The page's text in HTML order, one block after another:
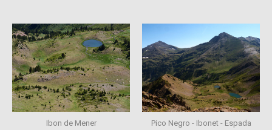
Ibon de Mener Pico Negro - Ibonet - Espada